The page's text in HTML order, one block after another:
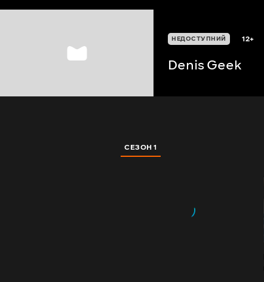
НЕДОСТУПНИЙ 12+
Denis Geek
СЕЗОН 1